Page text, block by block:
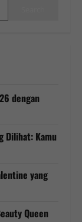
dengan
Dilihat: Kamu
yang
Queen